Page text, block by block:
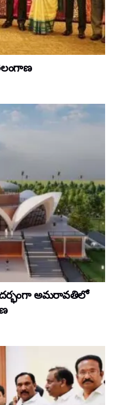
అమరావతిలో